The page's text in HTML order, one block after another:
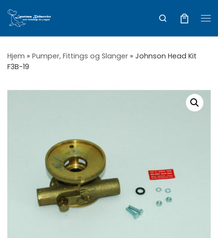
Vis hele indholdet
Search
Hjem » Pumper, Fittings og Slanger » Johnson Head Kit
F3B-19